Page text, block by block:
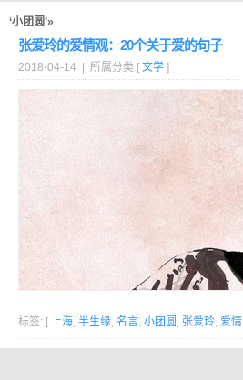
‘小团圆’»
张爱玲的爱情观：20个关于爱的句子
2018-04-14 | 所属分类 [ 文学 ]
标签: [ 上海, 半生缘, 名言, 小团圆 , 张爱玲, 爱情